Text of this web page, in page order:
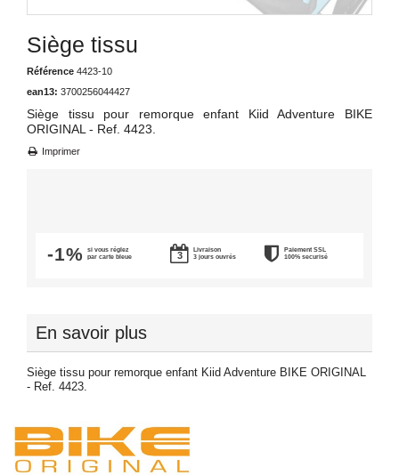
Siège tissu
Référence 4423-10
ean13: 3700256044427
Siège tissu pour remorque enfant Kiid Adventure BIKE
ORIGINAL - Ref. 4423.
Imprimer
-1%
si vous réglez
par carte bleue
Livraison
3 jours ouvrés
Paiement SSL
100% securisé
En savoir plus
Siège tissu pour remorque enfant Kiid Adventure BIKE ORIGINAL
- Ref. 4423.